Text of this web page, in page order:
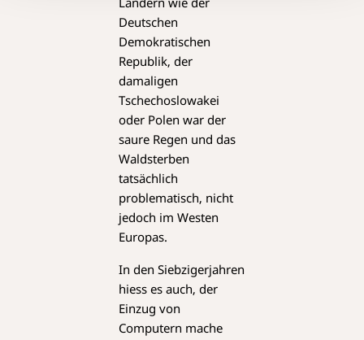
Deutschen
Demokratischen
Republik, der
damaligen
Tschechoslowakei
oder Polen war der
saure Regen und das
Waldsterben
tatsächlich
problematisch, nicht
jedoch im Westen
Europas.
In den Siebzigerjahren
hiess es auch, der
Einzug von
Computern mache